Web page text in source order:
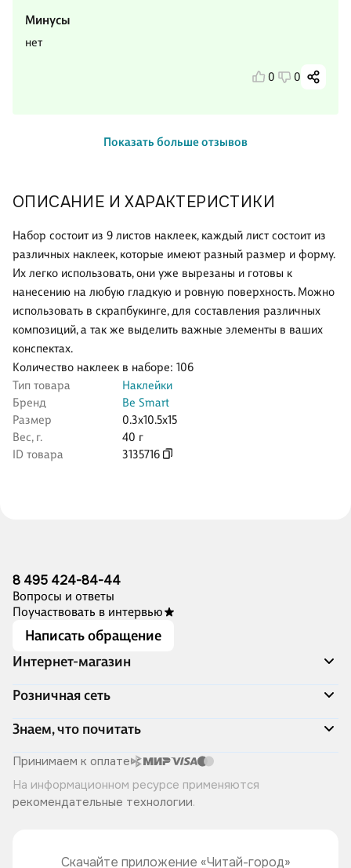
ОПИСАНИЕ И ХАРАКТЕРИСТИКИ
Набор состоит из 9 листов наклеек, каждый лист состоит из
различных наклеек, которые имеют разный размер и форму.
Их легко использовать, они уже вырезаны и готовы к
нанесению на любую гладкую и ровную поверхность. Можно
использовать в скрапбукинге, для составления различных
композиций, а так же выделить важные элементы в ваших
конспектах.
Количество наклеек в наборе: 106
Тип товара
Наклейки
Бренд
Be Smart
Размер
0.3x10.5x15
Вес, г.
40 г
ID товара
3135716
Минусы
нет
0 0
Показать больше отзывов
8 495 424-84-44
Вопросы и ответы
Поучаствовать в интервью
Написать обращение
Интернет-магазин
Акции
Доставка и оплата
Программа лояльности
Подарочные сертификаты
Правила продажи
Политика конфиденциальности
Розничная сеть
Адреса магазинов
Книжный Дозор
О компании
Читай-город для бизнеса
Хотите у нас работать?
Знаем, что почитать
Скоро в продаже
Лучшие из лучших
Читай-журнал
Принимаем к оплате
На информационном ресурсе применяются
рекомендательные технологии.
Скачайте приложение «Читай-город»